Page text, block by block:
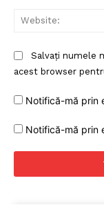
Salvați numele
acest browser
Notifică-mă prin
Notifică-mă prin